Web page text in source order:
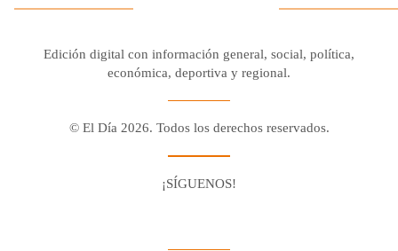
Edición digital con información general, social, política,
económica, deportiva y regional.
© El Día 2026. Todos los derechos reservados.
¡SÍGUENOS!